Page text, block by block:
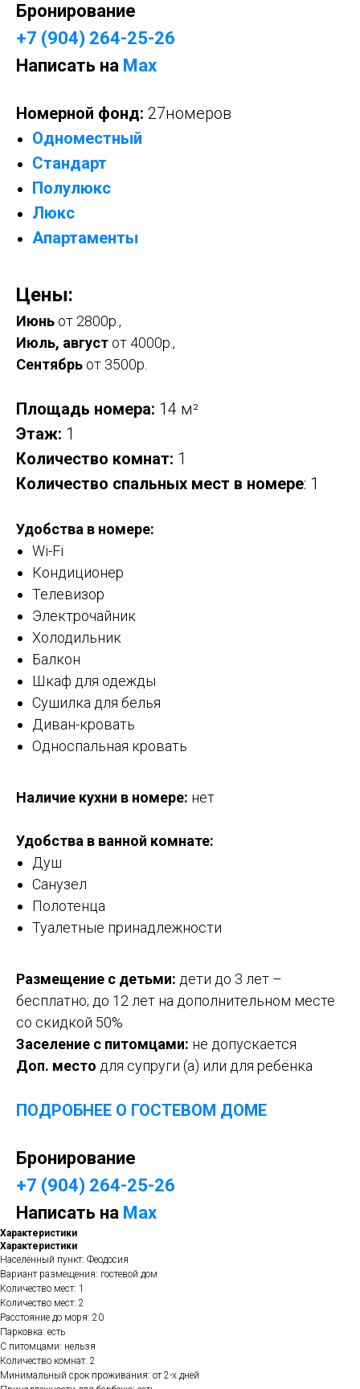
Бронирование
+7 (904) 264-25-26
Написать на Max
Номерной фонд: 27номеров
Одноместный
Стандарт
Полулюкс
Люкс
Апартаменты
Цены:
Июнь от 2800р.,
Июль, август от 4000р.,
Сентябрь от 3500р.
Площадь номера: 14 м²
Этаж: 1
Количество комнат: 1
Количество спальных мест в номере: 1
Удобства в номере:
Wi-Fi
Кондиционер
Телевизор
Электрочайник
Холодильник
Балкон
Шкаф для одежды
Сушилка для белья
Диван-кровать
Односпальная кровать
Наличие кухни в номере: нет
Удобства в ванной комнате:
Душ
Санузел
Полотенца
Туалетные принадлежности
Размещение с детьми: дети до 3 лет –
бесплатно; до 12 лет на дополнительном месте
со скидкой 50%
Заселение с питомцами: не допускается
Доп. место для супруги (а) или для ребёнка
ПОДРОБНЕЕ О ГОСТЕВОМ ДОМЕ
Бронирование
+7 (904) 264-25-26
Написать на Max
Характеристики
Характеристики
Населённый пункт: Феодосия
Вариант размещения: гостевой дом
Количество мест: 1
Количество мест: 2
Расстояние до моря: 20
Парковка: есть
С питомцами: нельзя
Количество комнат: 2
Минимальный срок проживания: от 2-х дней